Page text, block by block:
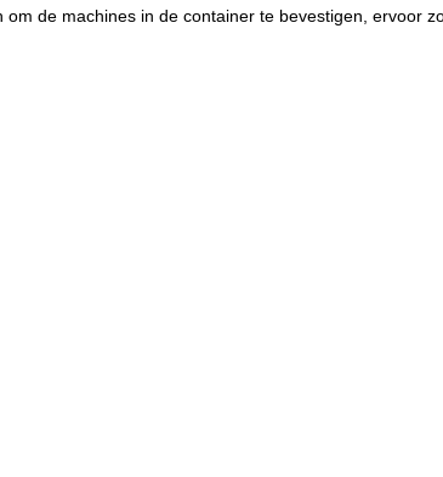
de machines in de container te bevestigen, ervoor